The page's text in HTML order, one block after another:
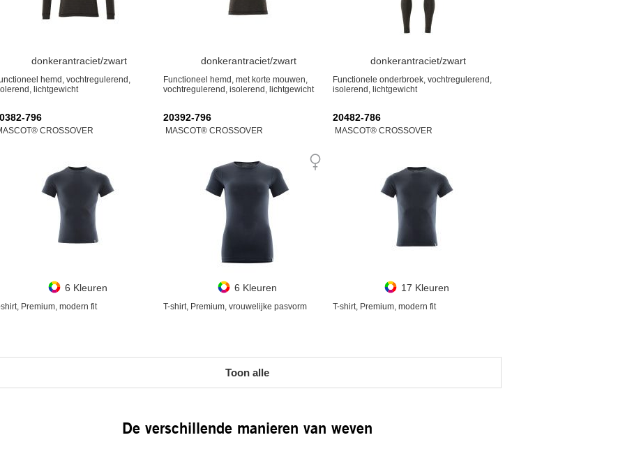
donkerantraciet/zwart
hemd, vochtregulerend,
lichtgewicht
donkerantraciet/zwart
Functioneel hemd, met korte mouwen,
vochtregulerend, isolerend, lichtgewicht
donkerantraciet/zwart
Functionele onderbroek, vochtregulerend,
isolerend, lichtgewicht
796
CROSSOVER
6 Kleuren
shirt, Premium, modern fit
20392-796
MASCOT® CROSSOVER
6 Kleuren
T-shirt, Premium, vrouwelijke pasvorm
20482-786
MASCOT® CROSSOVER
17 Kleuren
T-shirt, Premium, modern fit
Toon alle
De verschillende manieren van weven